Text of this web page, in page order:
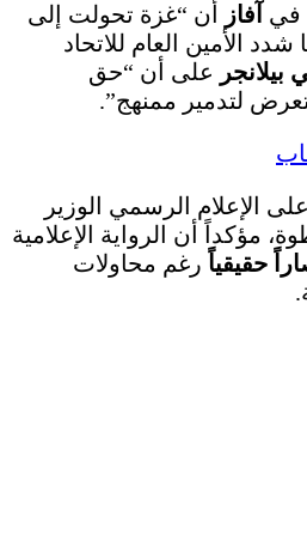
في آفاز
أن “غزة تحولت إلى
شدد الأمين العام للاتحاد
بيلانجر على أن “حق
لتدمير ممنهج”.
الإعلام الرسمي الوزير
مؤكداً أن الرواية الإعلامية
حقيقياً رغم محاولات